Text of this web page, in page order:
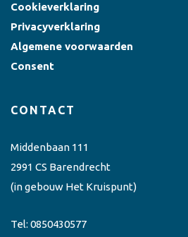
Cookieverklaring
Privacyverklaring
Algemene voorwaarden
Consent
CONTACT
Middenbaan 111
2991 CS Barendrecht
(in gebouw Het Kruispunt)
Tel: 0850430577